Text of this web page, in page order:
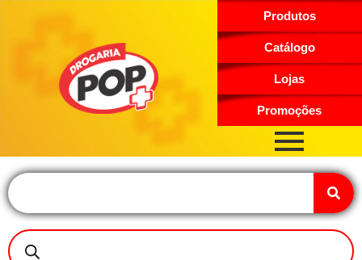
Produtos
Catálogo
Lojas
Promoções